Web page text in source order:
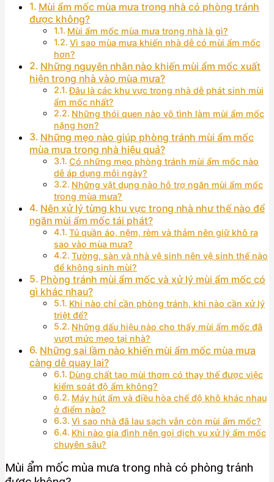
Mùi ẩm mốc mùa mưa trong nhà có phòng tránh
được không?
Mùi ẩm mốc mùa mưa trong nhà là gì?
Vì sao mùa mưa khiến nhà dễ có mùi ẩm mốc
hơn?
Những nguyên nhân nào khiến mùi ẩm mốc xuất
hiện trong nhà vào mùa mưa?
Đâu là các khu vực trong nhà dễ phát sinh mùi
ẩm mốc nhất?
Những thói quen nào vô tình làm mùi ẩm mốc
nặng hơn?
Những mẹo nào giúp phòng tránh mùi ẩm mốc
mùa mưa trong nhà hiệu quả?
Có những mẹo phòng tránh mùi ẩm mốc nào
dễ áp dụng mỗi ngày?
Những vật dụng nào hỗ trợ ngăn mùi ẩm mốc
trong mùa mưa?
Nên xử lý từng khu vực trong nhà như thế nào để
ngăn mùi ẩm mốc tái phát?
Tủ quần áo, nệm, rèm và thảm nên giữ khô ra
sao vào mùa mưa?
Tường, sàn và nhà vệ sinh nên vệ sinh thế nào
để không sinh mùi?
Phòng tránh mùi ẩm mốc và xử lý mùi ẩm mốc có
gì khác nhau?
Khi nào chỉ cần phòng tránh, khi nào cần xử lý
triệt để?
Những dấu hiệu nào cho thấy mùi ẩm mốc đã
vượt mức mẹo tại nhà?
Những sai lầm nào khiến mùi ẩm mốc mùa mưa
càng dễ quay lại?
Dùng chất tạo mùi thơm có thay thế được việc
kiểm soát độ ẩm không?
Máy hút ẩm và điều hòa chế độ khô khác nhau
ở điểm nào?
Vì sao nhà đã lau sạch vẫn còn mùi ẩm mốc?
Khi nào gia đình nên gọi dịch vụ xử lý ẩm mốc
chuyên sâu?
Mùi ẩm mốc mùa mưa trong nhà có phòng tránh